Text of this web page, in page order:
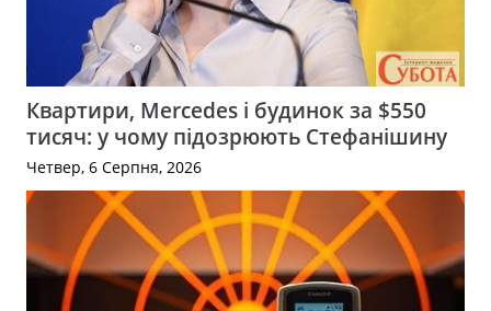
Квартири, Mercedes і будинок за $550
тисяч: у чому підозрюють Стефанішину
Четвер, 6 Серпня, 2026